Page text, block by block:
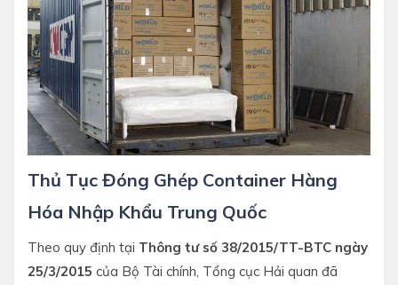
Thủ Tục Đóng Ghép Container Hàng
Hóa Nhập Khẩu Trung Quốc
Theo quy định tại Thông tư số 38/2015/TT-BTC ngày
25/3/2015 của Bộ Tài chính, Tổng cục Hải quan đã